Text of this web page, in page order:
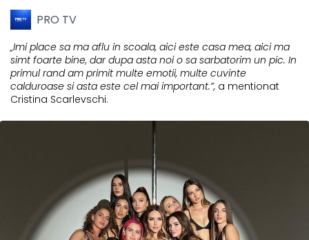
PRO TV
„Imi place sa ma aflu in scoala, aici este casa mea, aici ma
simt foarte bine, dar dupa asta noi o sa sarbatorim un pic. In
primul rand am primit multe emotii, multe cuvinte
calduroase si asta este cel mai important.”, a mentionat
Cristina Scarlevschi.